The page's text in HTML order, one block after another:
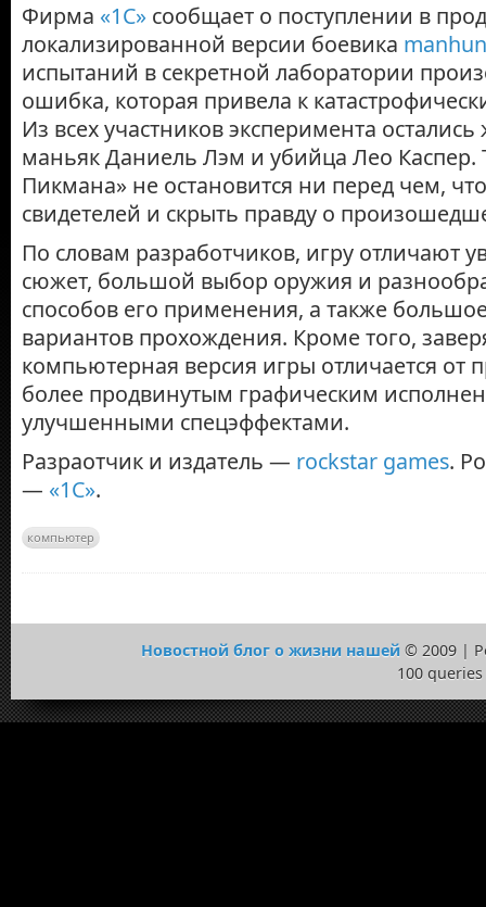
Фирма «1С» сообщает о поступлении в
локализированной версии боевика
испытаний в секретной лаборатории
ошибка, которая привела к
Из всех участников эксперимента
маньяк Даниель Лэм и убийца Лео Каспер.
Пикмана» не остановится ни перед чем,
свидетелей и скрыть правду о
По словам разработчиков, игру отличают
сюжет, большой выбор оружия и
способов его применения, а также
вариантов прохождения. Кроме того,
компьютерная версия игры отличается от
более продвинутым графическим
улучшенными спецэффектами.
Разраотчик и издатель — rockstar games.
— «1С».
компьютер
Новостной блог о жизни нашей © 2009 |
100